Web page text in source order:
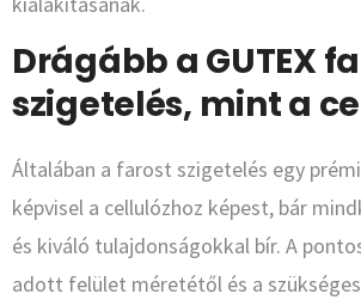
Drágább a GUTEX
szigetelés, mint a
Általában a farost szigetelés egy
képvisel a cellulózhoz képest, bár
és kiváló tulajdonságokkal bír. A
adott felület méretétől és a